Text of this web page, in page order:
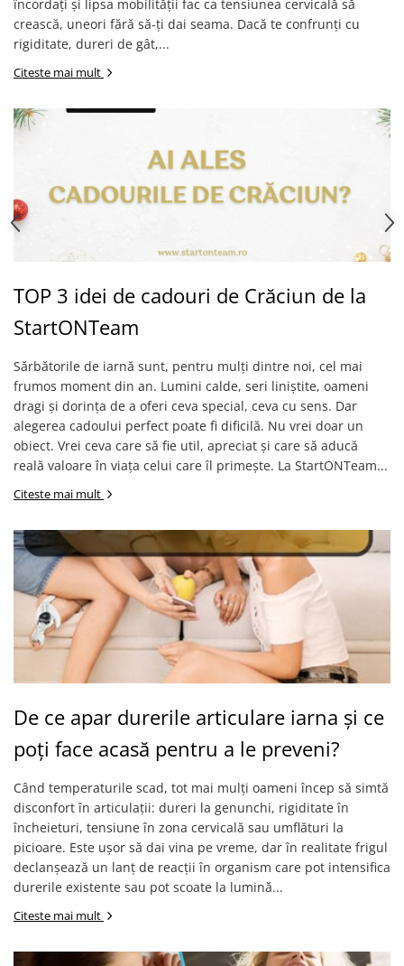
încordați și lipsa mobilității fac ca tensiunea cervicală să
crească, uneori fără să-ți dai seama. Dacă te confrunți cu
rigiditate, dureri de gât,...
Citeste mai mult
TOP 3 idei de cadouri de Crăciun de la
StartONTeam
Sărbătorile de iarnă sunt, pentru mulți dintre noi, cel mai
frumos moment din an. Lumini calde, seri liniștite, oameni
dragi și dorința de a oferi ceva special, ceva cu sens. Dar
alegerea cadoului perfect poate fi dificilă. Nu vrei doar un
obiect. Vrei ceva care să fie util, apreciat și care să aducă
reală valoare în viața celui care îl primește. La StartONTeam...
Citeste mai mult
De ce apar durerile articulare iarna și ce
poți face acasă pentru a le preveni?
Când temperaturile scad, tot mai mulți oameni încep să simtă
disconfort în articulații: dureri la genunchi, rigiditate în
încheieturi, tensiune în zona cervicală sau umflături la
picioare. Este ușor să dai vina pe vreme, dar în realitate frigul
declanșează un lanț de reacții în organism care pot intensifica
durerile existente sau pot scoate la lumină...
Citeste mai mult